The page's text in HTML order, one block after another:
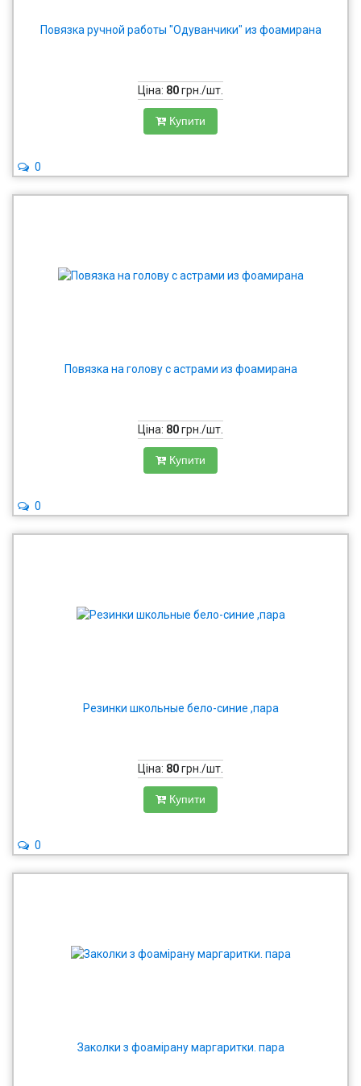
Повязка ручной работы "Одуванчики" из фоамирана
Ціна: 80грн./шт.
Купити
0
Повязка на голову с астрами из фоамирана
Ціна: 80грн./шт.
Купити
0
Резинки школьные бело-синие ,пара
Ціна: 80грн./шт.
Купити
0
Заколки з фоамірану маргаритки. пара